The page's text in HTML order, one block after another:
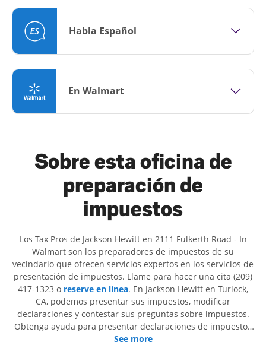
Habla Español
En Walmart
Sobre esta oficina de
preparación de
impuestos
Los Tax Pros de Jackson Hewitt en 2111 Fulkerth Road - In
Walmart son ​​los preparadores de impuestos de su
vecindario que ofrecen servicios expertos en los servicios de
presentación de impuestos. Llame para hacer una cita (209)
417-1323 o reserve en línea. En Jackson Hewitt en Turlock,
CA, podemos presentar sus impuestos, modificar
declaraciones y contestar sus preguntas sobre impuestos.
Obtenga ayuda para presentar declaraciones de impuestos
simples o situaciones más complejas, como los impuestos
See more